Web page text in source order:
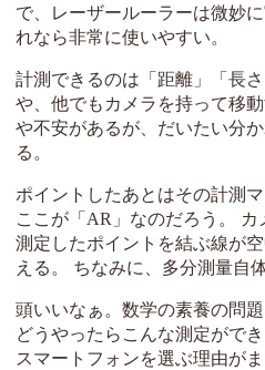
で、レーザールーラーは微妙
れなら非常に使いやすい。
計測できるのは「距離」「長
や、他でもカメラを持って移
や不安があるが、だいたい分
る。
ポイントしたあとはその計測
ここが「AR」なのだろう。
測定したポイントを結ぶ線が
える。 ちなみに、多分測量自
頭いいなぁ。数学の素養の問
どうやったらこんな測定がで
スマートフォンを選ぶ理由が